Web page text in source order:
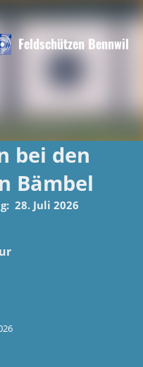
Feldschützen Bennwil
bei den
Bämbel
28. Juli 2026